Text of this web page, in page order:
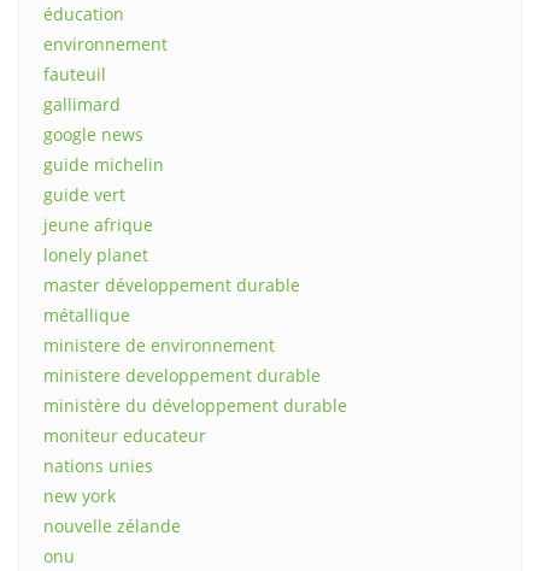
éducation
environnement
fauteuil
gallimard
google news
guide michelin
guide vert
jeune afrique
lonely planet
master développement durable
métallique
ministere de environnement
ministere developpement durable
ministère du développement durable
moniteur educateur
nations unies
new york
nouvelle zélande
onu